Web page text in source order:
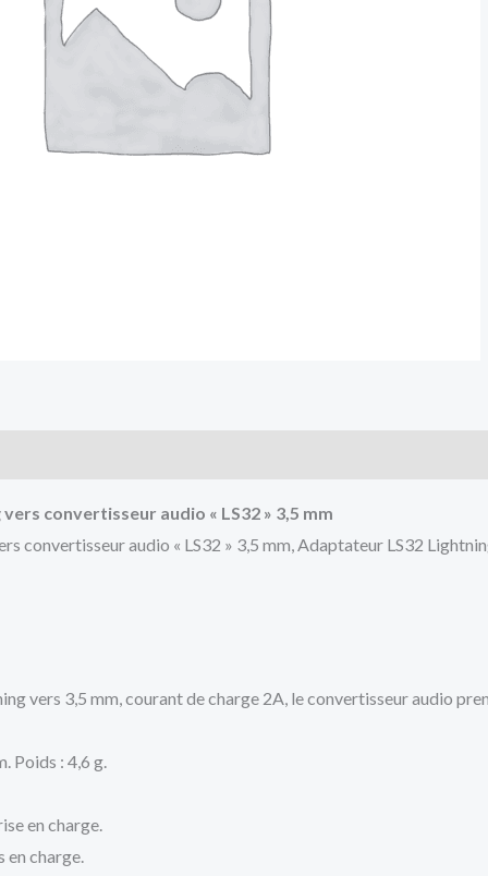
convertisseur audio « LS32 » 3,5 mm
convertisseur audio « LS32 » 3,5 mm, Adaptateur LS32
vers 3,5 mm, courant de charge 2A, le convertisseur audio
Poids : 4,6 g.
en charge.
en charge.